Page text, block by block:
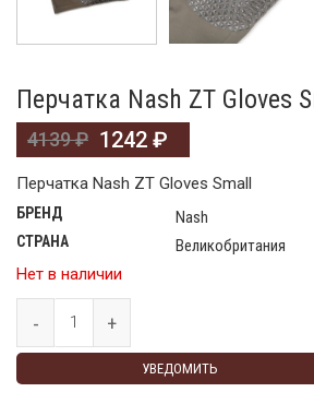
Перчатка Nash ZT Gloves
4139₽ 1242 ₽
Перчатка Nash ZT Gloves Small
БРЕНД Nash
СТРАНА
Великобритания
Нет в наличии
УВЕДОМИТЬ